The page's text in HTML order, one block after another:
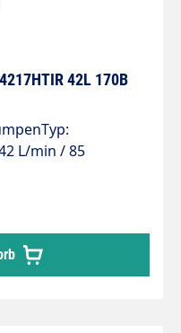
42L 170B
L/min / 85
13,6 KW